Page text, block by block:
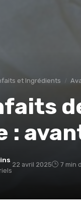
et Ingrédients
:
22 avril 2025 7 min